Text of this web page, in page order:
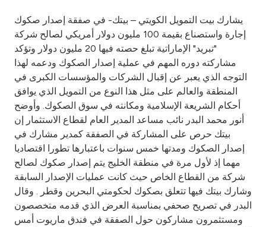
After Sales Services
Contact us
Branch & ATM locator
Germany
Malaysia
Turkey
يشارك بيت التمويل الكويتي – بيتك- في صفقة إصدار صكوك
إجارة واستصناع بقيمة 100 مليون دولار أمريكي لصالح شركة
"تبريد" الإماراتية تبلغ حصته فيها 20 مليون دولار وتؤكد
مشاركته دوره المهم في عملية إصدار الصكوك ودعمه لهذا
التوجه الذي يعبر عن إقبال الشركات والمؤسسات الكبرى في
المنطقة والعالم على مثل هذا النوع من التمويل الذي يوافق
أحكام الشريعة الإسلامية ومكانته في سوق الصكوك. وأوضح
أنور محمد البدر نائب مساعد المدير العام لقطاع الاستثمار إن
بيتك حرص على المشاركة في الصفقة كمدير مشارك في
إصدار الصكوك ومدتها خمس سنوات باعتبارها تطورا اقتصاديا
مهما إذ لأول مرة في منطقة الخليج يتم إصدار صكوك لصالح
شركة من القطاع الخاص حيث كانت عمليات الإصدار السابقة
وشارك بيتك فيها تتعلق بصكوك لحكومتي البحرين وقطر . وقال
البدر في تصريح صحفي بمناسبة العرض الذي قدمه متخصصون
ومستثمرون مشاركون حول الصفقة في فندق ماريوت أمس